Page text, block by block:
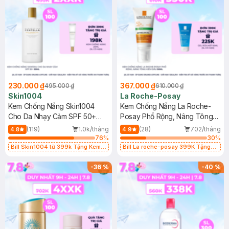
230.000 ₫495.000 ₫
Skin1004
Kem Chống Nắng Skin1004
Cho Da Nhạy Cảm SPF 50+
50ml
4.8 (119)
1.0k/tháng
76%
Bill Skin1004 từ 399k Tặng Kem
SPF 50+ 20ml (SL Có Hạn)
367.000 ₫610.000 ₫
La Roche-Posay
Kem Chống Nắng La Roche-
Posay Phổ Rộng, Nâng Tông
Kiềm Dầu 50ml
4.9 (28)
702/tháng
30%
Bill La roche-posay 399K Tặng
(SL có hạn)
-36% -40%